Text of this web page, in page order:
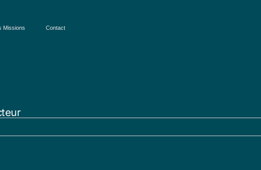
Missions Contact